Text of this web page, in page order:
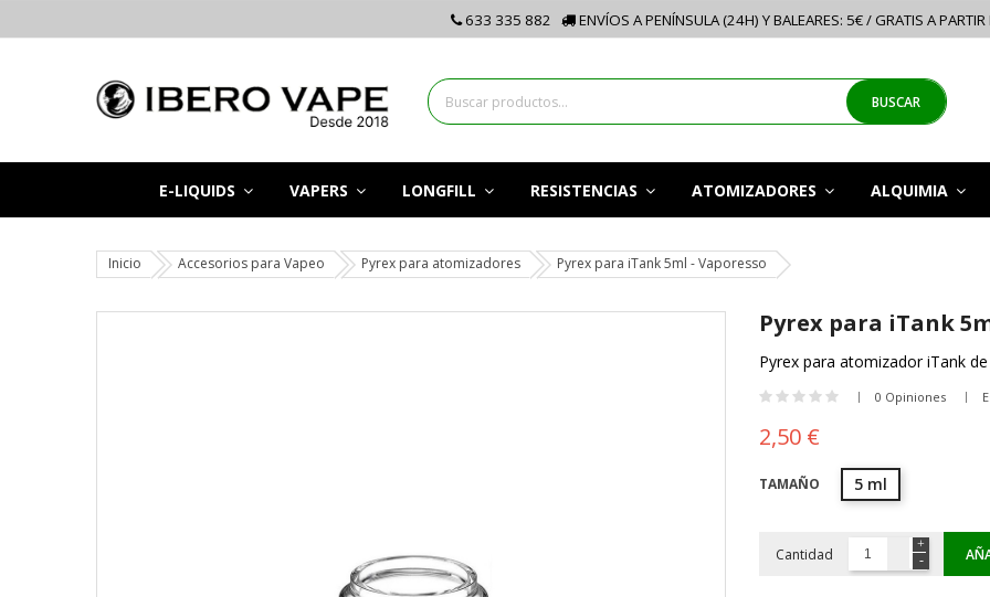
633 335 882 ENVÍOS A PENÍNSULA (24H) Y BALEARES: 5€ / GRATIS A
BUSCAR
E-LIQUIDS VAPERS LONGFILL RESISTENCIAS ATOMIZADORES ALQUIMIA
Inicio Accesorios para Vapeo Pyrex para atomizadores Pyrex para iTank 5ml - Vaporesso
Pyrex para iTank
Pyrex para atomizador iTank
0 Opiniones
2,50 €
TAMAÑO 5 ml
Cantidad